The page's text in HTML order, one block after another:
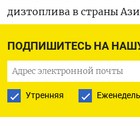
ПОДПИШИТЕСЬ НА
Утренняя
дизтоплива в страны
отгрузки продукта в
В целом за январь-
российских портов в